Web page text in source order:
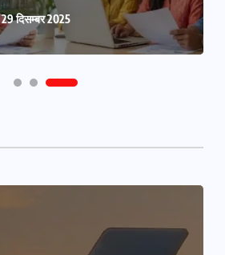
29 दिसम्बर 2025
29 दिसम्बर 2025